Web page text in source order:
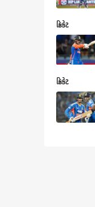
ક્રિકેટ
ક્રિકેટ